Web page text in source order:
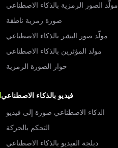
مولّد الصور الرمزية بالذكاء الاصطناعي
صورة رمزية ناطقة
مولّد صور البشر بالذكاء الاصطناعي
مولد المؤثرين بالذكاء الاصطناعي
حوار الصورة الرمزية
فيديو بالذكاء الاصطناعي
الذكاء الاصطناعي صورة إلى فيديو
التحكم بالحركة
دبلجة الفيديو بالذكاء الاصطناعي